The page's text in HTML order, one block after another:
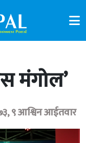
मंगोल’
९ आश्विन आईतवार